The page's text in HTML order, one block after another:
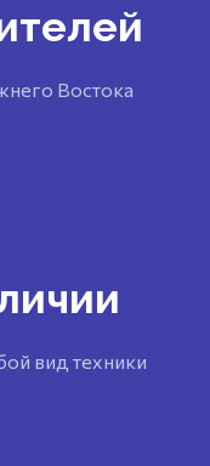
Востока
вид техники